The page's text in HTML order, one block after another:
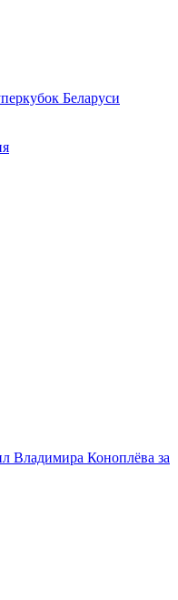
Беларуси
Владимира Коноплёва за